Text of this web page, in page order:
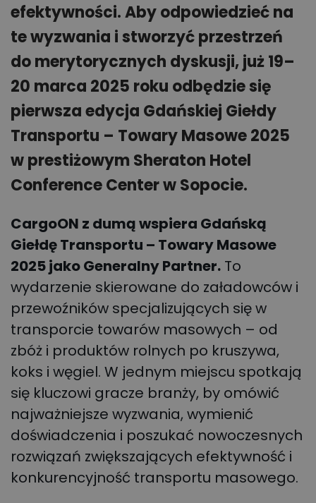
efektywności. Aby odpowiedzieć na
te wyzwania i stworzyć przestrzeń
do merytorycznych dyskusji, już 19–
20 marca 2025 roku odbędzie się
pierwsza edycja Gdańskiej Giełdy
Transportu – Towary Masowe 2025
w prestiżowym Sheraton Hotel
Conference Center w Sopocie.
CargoON z dumą wspiera Gdańską
Giełdę Transportu – Towary Masowe
2025 jako Generalny Partner. To
wydarzenie skierowane do załadowców i
przewoźników specjalizujących się w
transporcie towarów masowych – od
zbóż i produktów rolnych po kruszywa,
koks i węgiel. W jednym miejscu spotkają
się kluczowi gracze branży, by omówić
najważniejsze wyzwania, wymienić
doświadczenia i poszukać nowoczesnych
rozwiązań zwiększających efektywność i
konkurencyjność transportu masowego.